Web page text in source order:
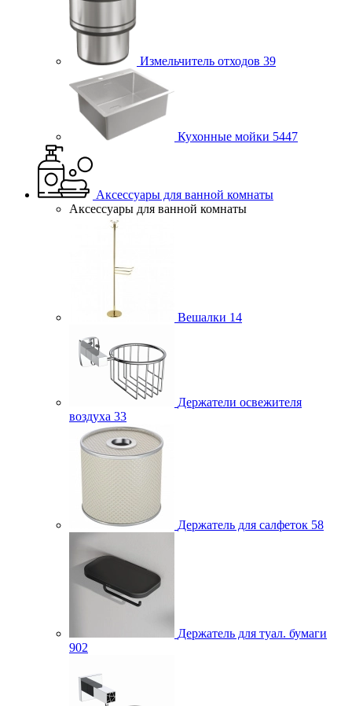
Измельчитель отходов 39
Кухонные мойки 5447
Аксессуары для ванной комнаты
Аксессуары для ванной комнаты
Вешалки 14
Держатели освежителя
воздуха 33
Держатель для салфеток 58
Держатель для туал. бумаги
902